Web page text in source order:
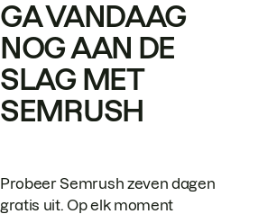
GA VANDAAG
NOG AAN DE
SLAG MET
SEMRUSH
Probeer Semrush zeven dagen
gratis uit. Op elk moment